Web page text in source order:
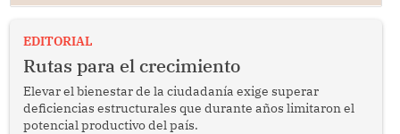
EDITORIAL
Rutas para el crecimiento
Elevar el bienestar de la ciudadanía exige superar
deficiencias estructurales que durante años limitaron el
potencial productivo del país.